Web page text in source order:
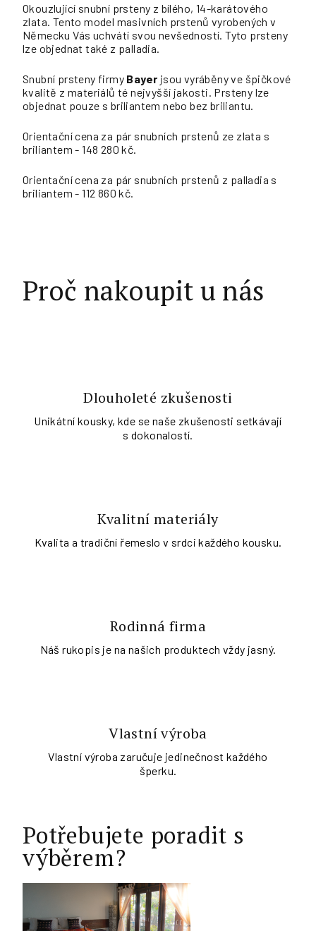
Okouzlující snubní prsteny z bílého, 14-karátového
zlata. Tento model masivních prstenů vyrobených v
Německu Vás uchvátí svou nevšedností. Tyto prsteny
lze objednat také z palladia.
Snubní prsteny firmy Bayer jsou vyráběny ve špičkové
kvalitě z materiálů té nejvyšší jakosti. Prsteny lze
objednat pouze s briliantem nebo bez briliantu.
Orientační cena za pár snubních prstenů ze zlata s
briliantem - 148 280 kč.
Orientační cena za pár snubních prstenů z palladia s
briliantem - 112 860 kč.
Proč nakoupit u nás
Dlouholeté zkušenosti
Unikátní kousky, kde se naše zkušenosti setkávají
s dokonalostí.
Kvalitní materiály
Kvalita a tradiční řemeslo v srdci každého kousku.
Rodinná firma
Náš rukopis je na našich produktech vždy jasný.
Vlastní výroba
Vlastní výroba zaručuje jedinečnost každého
šperku.
Potřebujete poradit s
výběrem?